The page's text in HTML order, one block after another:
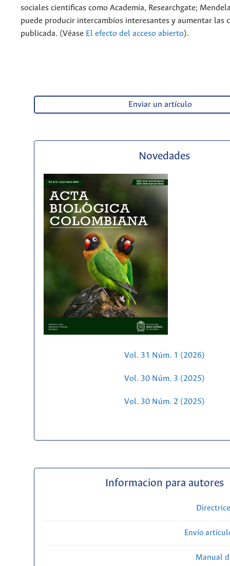
sociales cientificas como Academia, Researchgate;
puede producir intercambios interesantes y aumentar las
publicada. (Véase El efecto del acceso abierto).
Enviar un artículo
Novedades
Vol. 31 Núm. 1 (2026)
Vol. 30 Núm. 3 (2025)
Vol. 30 Núm. 2 (2025)
Informacion para autores
Envío
Manual